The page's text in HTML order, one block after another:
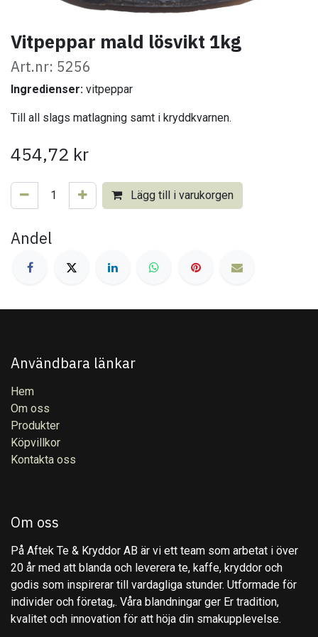
Vitpeppar mald lösvikt 1kg
Art.nr: 5256
Ingredienser: vitpeppar
Till all slags matlagning samt i kryddkvarnen.
454,72 kr
Lägg till i varukorgen
Andel
Användbara länkar
Hem
Om oss
Produkter
Köpvillkor
Kontakta oss
Om oss
På Aftek Te & Kryddor AB är vi ett team som arbetat i över
20 år med att blanda och leverera te, kaffe, kryddor och
godis som inspirerar till vardagliga stunder. Utformade för
individer och företag,. Våra blandningar ger Er tradition,
kvalitet och innovation för att höja din smakupplevelse.